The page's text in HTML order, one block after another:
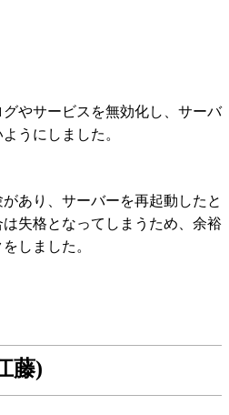
やサービスを無効化し、サーバ
うにしました。
あり、サーバーを再起動したと
失格となってしまうため、余裕
しました。
藤)